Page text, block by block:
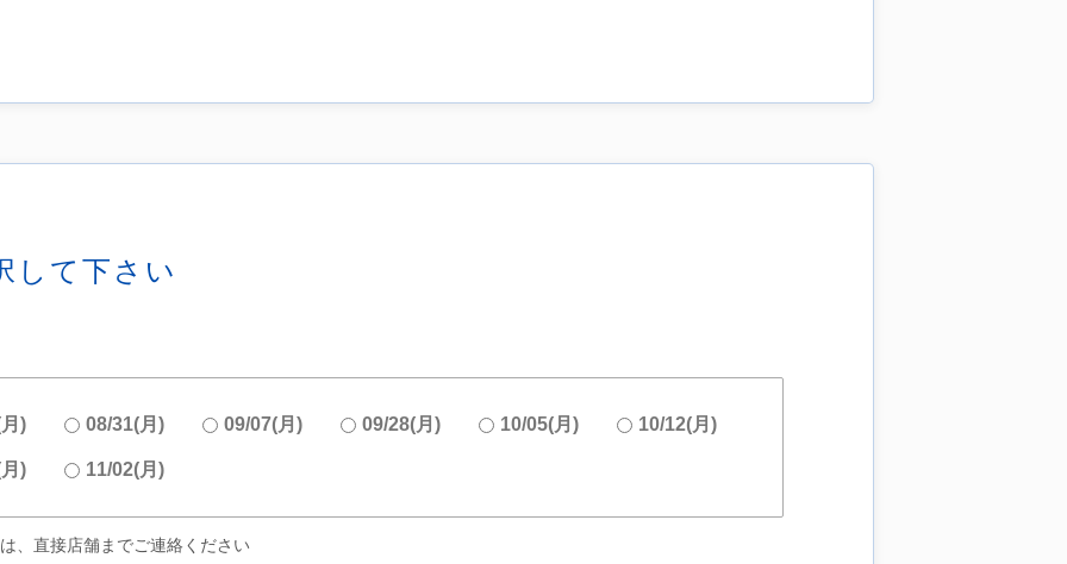
して下さい
) 08/31(月) 09/07(月) 09/28(月) 10/05(月) 10/12(月)
) 11/02(月)
、直接店舗までご連絡ください